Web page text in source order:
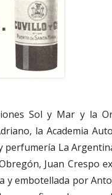
Sol y Mar y la
la Academia
perfumería La
Juan Crespo
y embotellada por